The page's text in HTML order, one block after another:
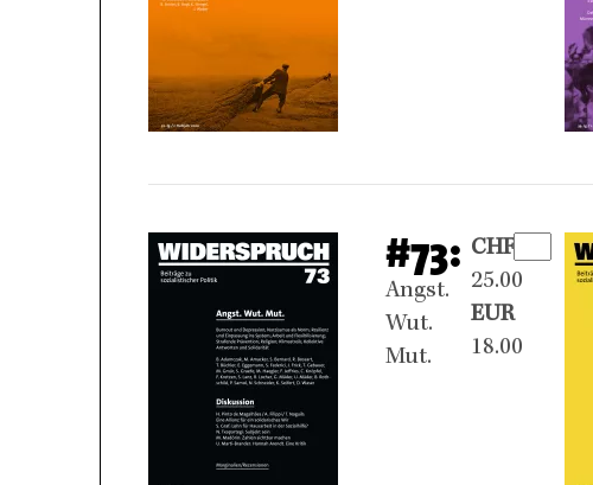
#73:
Angst.
Wut.
Mut.
CHF
25.00
EUR
18.00